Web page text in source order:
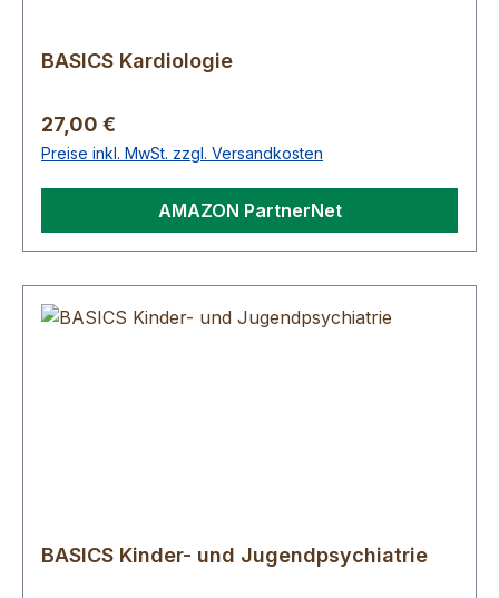
BASICS Kardiologie
Regulärer Preis:
27,00 €
Preise inkl. MwSt. zzgl. Versandkosten
AMAZON PartnerNet
BASICS Kinder- und Jugendpsychiatrie